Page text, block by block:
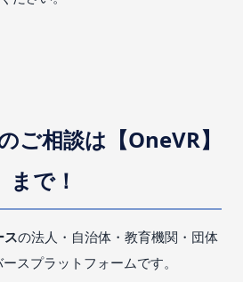
ご相談は【OneVR】
まで！
スの法人・自治体・教育機関・団体
スプラットフォームです。